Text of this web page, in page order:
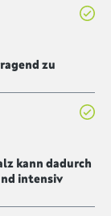
zu
kann dadurch
intensiv